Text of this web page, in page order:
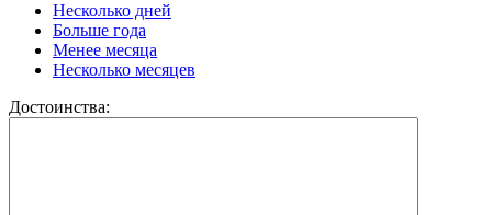
Несколько дней
Больше года
Менее месяца
Несколько месяцев
Достоинства: